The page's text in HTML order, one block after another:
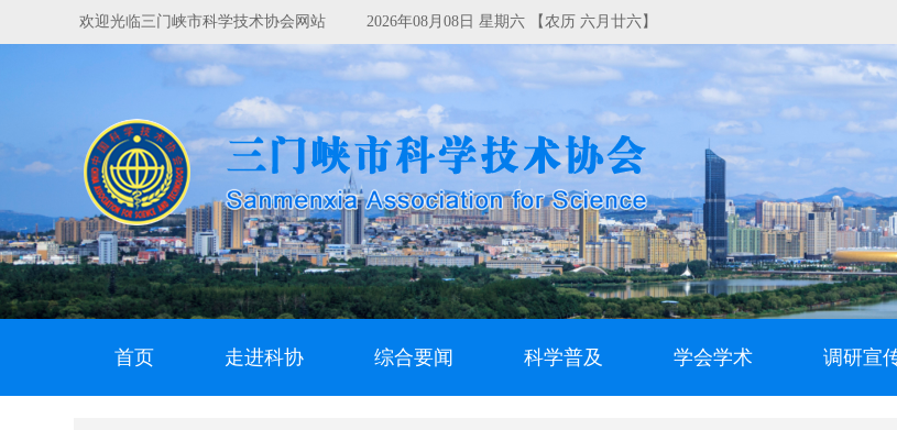
欢迎光临三门峡市科学技术协会网站 2026年08月08日 星期六 【农历 六月廿六】
首页 走进科协 综合要闻 科学普及 学会学术 调研宣